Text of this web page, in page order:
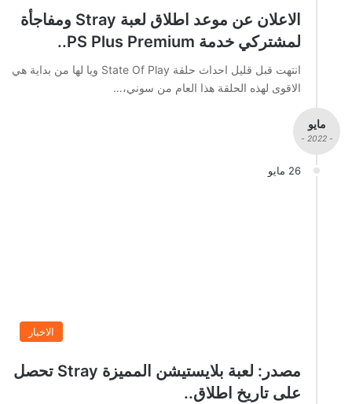
الاعلان عن موعد اطلاق لعبة Stray ومفاجأة
لمشتركي خدمة PS Plus Premium..
انتهت قبل قليل احداث حلقة State Of Play ويا لها من بداية هي
الاقوى لهذه الحلقة هذا العام من سوني،…
مايو
- 2022 -
26 مايو
الاخبار
مصدر: لعبة بلايستيشن المميزة Stray تحصل
على تاريخ اطلاق..